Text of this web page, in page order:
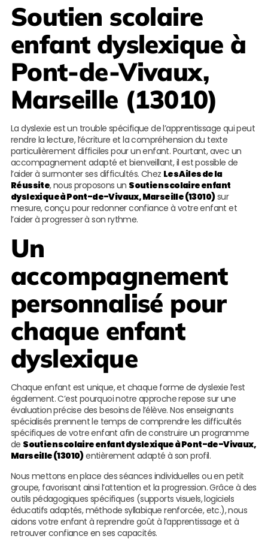
Soutien scolaire
enfant dyslexique à
Pont-de-Vivaux,
Marseille (13010)
La dyslexie est un trouble spécifique de l’apprentissage qui peut
rendre la lecture, l’écriture et la compréhension du texte
particulièrement difficiles pour un enfant. Pourtant, avec un
accompagnement adapté et bienveillant, il est possible de
l’aider à surmonter ses difficultés. Chez Les Ailes de la
Réussite, nous proposons un Soutien scolaire enfant
dyslexique à Pont-de-Vivaux, Marseille (13010)sur
mesure, conçu pour redonner confiance à votre enfant et
l’aider à progresser à son rythme.
Un
accompagnement
personnalisé pour
chaque enfant
dyslexique
Chaque enfant est unique, et chaque forme de dyslexie l’est
également. C’est pourquoi notre approche repose sur une
évaluation précise des besoins de l’élève. Nos enseignants
spécialisés prennent le temps de comprendre les difficultés
spécifiques de votre enfant afin de construire un programme
de Soutien scolaire enfant dyslexique à Pont-de-Vivaux,
Marseille (13010)entièrement adapté à son profil.
Nous mettons en place des séances individuelles ou en petit
groupe, favorisant ainsi l’attention et la progression. Grâce à des
outils pédagogiques spécifiques (supports visuels, logiciels
éducatifs adaptés, méthode syllabique renforcée, etc.), nous
aidons votre enfant à reprendre goût à l’apprentissage et à
retrouver confiance en ses capacités.